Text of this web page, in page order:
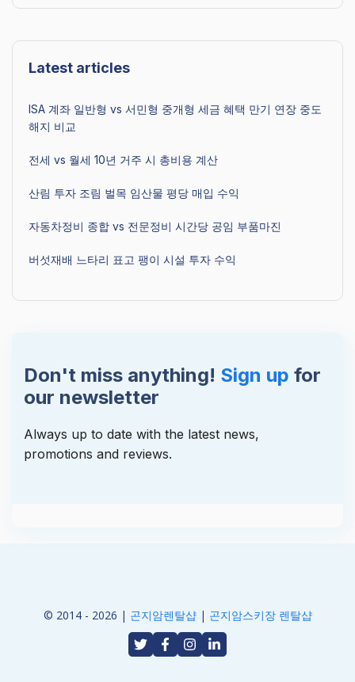
Latest articles
ISA 계좌 일반형 vs 서민형 중개형 세금 혜택 만기 연장 중도
해지 비교
전세 vs 월세 10년 거주 시 총비용 계산
산림 투자 조림 벌목 임산물 평당 매입 수익
자동차정비 종합 vs 전문정비 시간당 공임 부품마진
버섯재배 느타리 표고 팽이 시설 투자 수익
Don't miss anything! Sign up for
our newsletter
Always up to date with the latest news,
promotions and reviews.
© 2014 - 2026 | 곤지암렌탈샵| 곤지암스키장 렌탈샵